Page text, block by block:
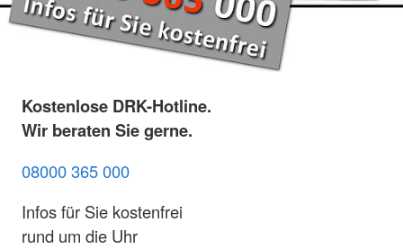
Kostenlose DRK-Hotline.
Wir beraten Sie gerne.
08000 365 000
Infos für Sie kostenfrei
rund um die Uhr